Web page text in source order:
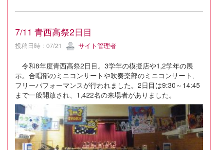
7/11 青西高祭2日目
投稿日時 : 07/21 サイト管理者
令和8年度青西高祭2日目。3学年の模擬店や1,2学年の展
示。合唱部のミニコンサートや吹奏楽部のミニコンサート、
フリーパフォーマンスが行われました。2日目は9:30～14:45
まで一般開放され、1,422名の来場者がありました。